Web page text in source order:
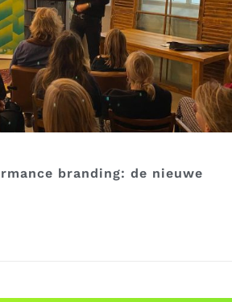
branding: de nieuwe